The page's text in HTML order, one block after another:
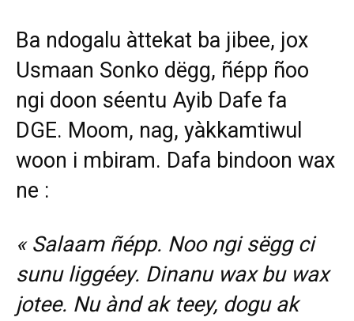
Ba ndogalu àttekat ba jibee, jox
Usmaan Sonko dëgg, ñépp ñoo
ngi doon séentu Ayib Dafe fa
DGE. Moom, nag, yàkkamtiwul
woon i mbiram. Dafa bindoon wax
ne :
« Salaam ñépp. Noo ngi sëgg ci
sunu liggéey. Dinanu wax bu wax
jotee. Nu ànd ak teey, dogu ak